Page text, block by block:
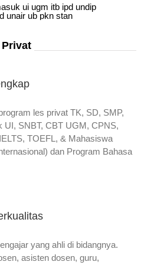
les privat TK, SD, SMP,
UI, SNBT, CBT UGM, CPNS,
TOEFL, & Mahasiswa
dan Program Bahasa
yang ahli di bidangnya.
asisten dosen, guru,